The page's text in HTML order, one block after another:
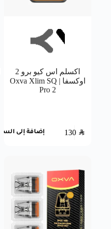
اكسلم اس كيو برو 2
اوكسفا | Oxva Xlim SQ
Pro 2
130 SAR إضافة إلى السلة